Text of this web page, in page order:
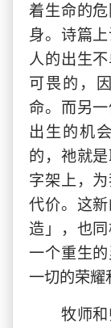
着生命的
身。诗篇
人的出生
可畏的，
命。而另
出生的机
的，祂就
字架上，
代价。这
造」，也
一个重生
一切的荣耀
牧师和